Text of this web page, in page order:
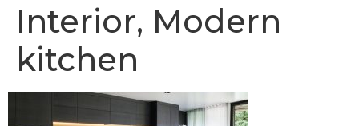
Interior, Modern
kitchen